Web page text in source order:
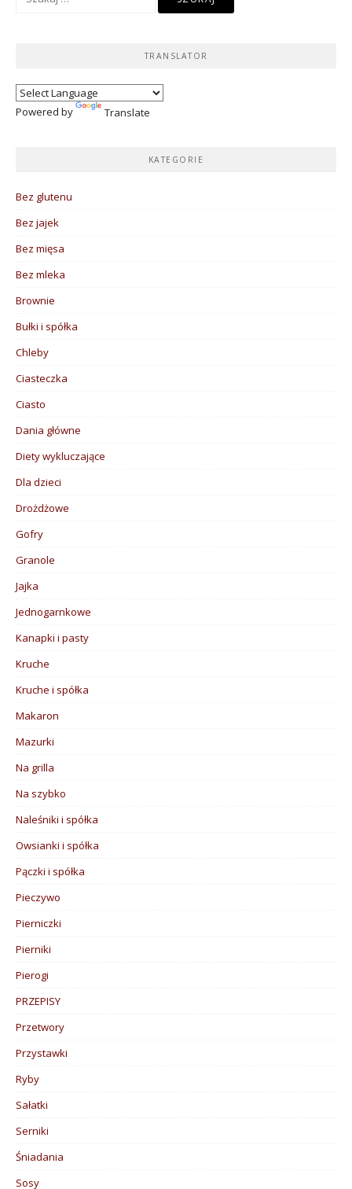
TRANSLATOR
Powered by Translate
KATEGORIE
Bez glutenu
Bez jajek
Bez mięsa
Bez mleka
Brownie
Bułki i spółka
Chleby
Ciasteczka
Ciasto
Dania główne
Diety wykluczające
Dla dzieci
Drożdżowe
Gofry
Granole
Jajka
Jednogarnkowe
Kanapki i pasty
Kruche
Kruche i spółka
Makaron
Mazurki
Na grilla
Na szybko
Naleśniki i spółka
Owsianki i spółka
Pączki i spółka
Pieczywo
Pierniczki
Pierniki
Pierogi
PRZEPISY
Przetwory
Przystawki
Ryby
Sałatki
Serniki
Śniadania
Sosy